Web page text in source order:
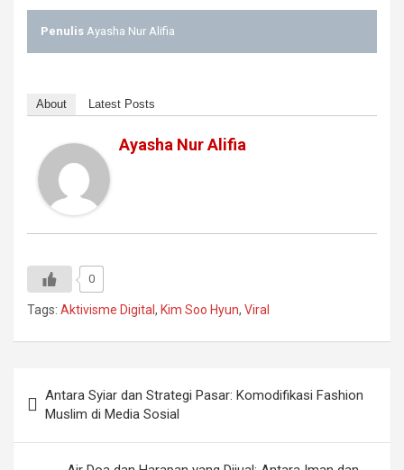
Penulis Ayasha Nur Alifia
About Latest Posts
Ayasha Nur Alifia
0
Tags: Aktivisme Digital , Kim Soo Hyun, Viral
pos
Antara Syiar dan Strategi Pasar: Komodifikasi Fashion
Muslim di Media Sosial